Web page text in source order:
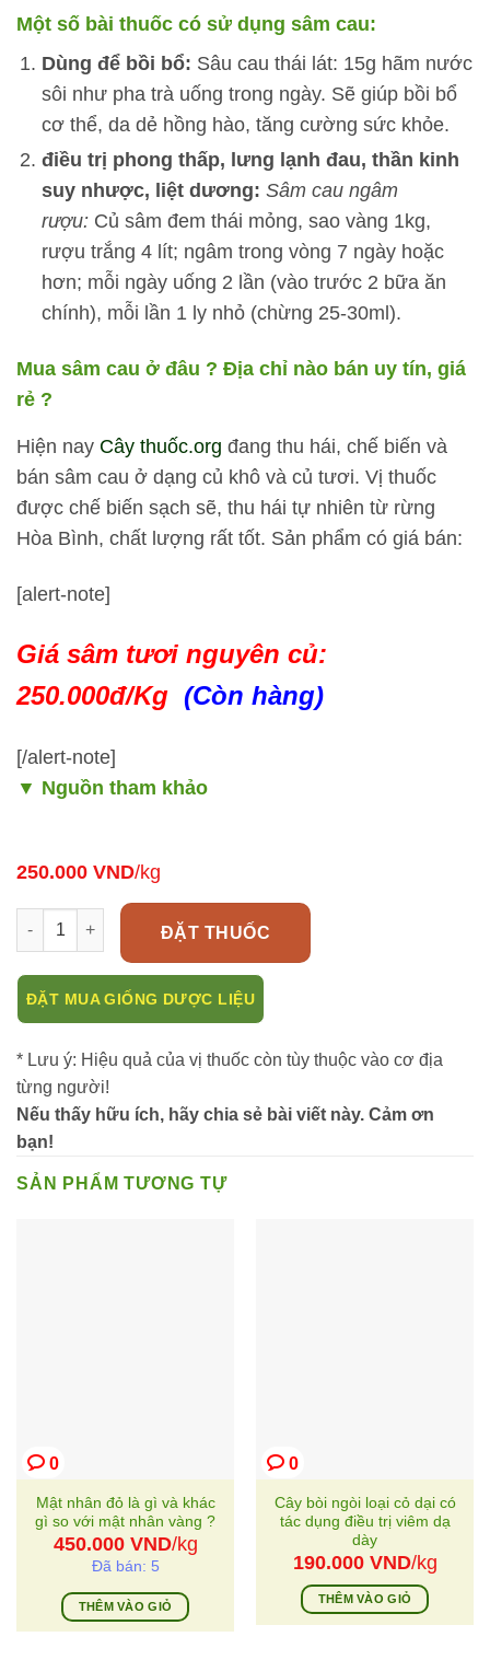
Một số bài thuốc có sử dụng sâm cau:
Dùng để bồi bổ: Sâu cau thái lát: 15g hãm nước
sôi như pha trà uống trong ngày. Sẽ giúp bồi bổ
cơ thể, da dẻ hồng hào, tăng cường sức khỏe.
điều trị phong thấp, lưng lạnh đau, thần kinh
suy nhược, liệt dương: Sâm cau ngâm
rượu:Củ sâm đem thái mỏng, sao vàng 1kg,
rượu trắng 4 lít; ngâm trong vòng 7 ngày hoặc
hơn; mỗi ngày uống 2 lần (vào trước 2 bữa ăn
chính), mỗi lần 1 ly nhỏ (chừng 25-30ml).
Mua sâm cau ở đâu ? Địa chỉ nào bán uy tín, giá
rẻ ?
Hiện nay Cây thuốc.org đang thu hái, chế biến và
bán sâm cau ở dạng củ khô và củ tươi. Vị thuốc
được chế biến sạch sẽ, thu hái tự nhiên từ rừng
Hòa Bình, chất lượng rất tốt. Sản phẩm có giá bán:
[alert-note]
Giá sâm tươi nguyên củ:
250.000đ/Kg (Còn hàng)
[/alert-note]
▼ Nguồn tham khảo
250.000 VND/kg
Sâm cau tươi (tiên mao) bổ thận tráng dương CỰC MẠNH số
ĐẶT THUỐC
ĐẶT MUA GIỐNG DƯỢC LIỆU
* Lưu ý: Hiệu quả của vị thuốc còn tùy thuộc vào cơ địa
từng người!
Nếu thấy hữu ích, hãy chia sẻ bài viết này. Cảm ơn
bạn!
SẢN PHẨM TƯƠNG TỰ
0
Mật nhân đỏ là gì và khác
gì so với mật nhân vàng ?
450.000 VND/kg
Đã bán: 5
THÊM VÀO GIỎ
0
Cây bòi ngòi loại cỏ dại có
tác dụng điều trị viêm dạ
dày
190.000 VND/kg
THÊM VÀO GIỎ